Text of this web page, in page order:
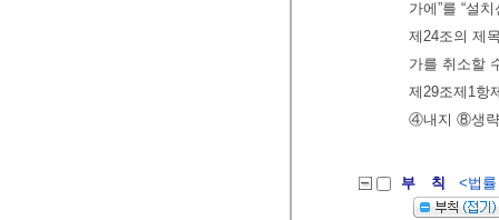
가에”를 “설
제24조의 제
가를 취소할
제29조제1항
④내지 ⑧생략
부 칙 <법